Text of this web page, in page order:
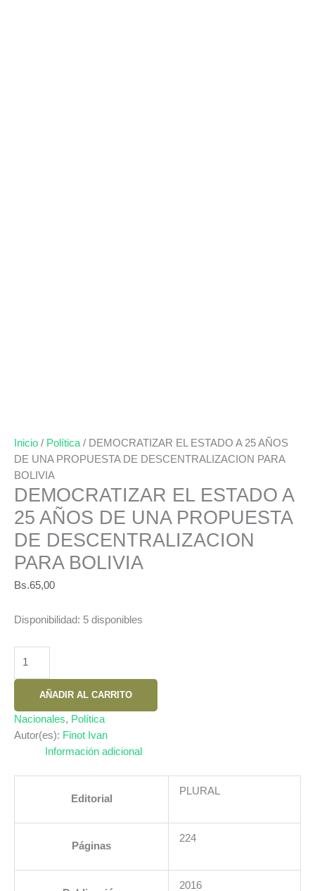
Inicio / Política / DEMOCRATIZAR EL ESTADO A 25 AÑOS
DE UNA PROPUESTA DE DESCENTRALIZACION PARA
BOLIVIA
DEMOCRATIZAR EL ESTADO A
25 AÑOS DE UNA PROPUESTA
DE DESCENTRALIZACION
PARA BOLIVIA
Bs.65,00
Disponibilidad: 5 disponibles
EL
ESTADO
25
AÑOS
AÑADIR AL CARRITO
Nacionales, Política
Autor(es): Finot Ivan
Información adicional
Editorial
PLURAL
Páginas
224
2016